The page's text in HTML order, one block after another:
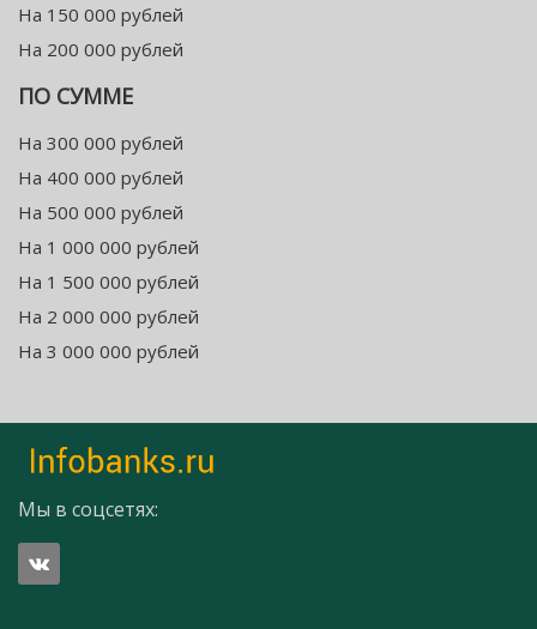
На 150 000 рублей
На 200 000 рублей
ПО СУММЕ
На 300 000 рублей
На 400 000 рублей
На 500 000 рублей
На 1 000 000 рублей
На 1 500 000 рублей
На 2 000 000 рублей
На 3 000 000 рублей
Мы в соцсетях: